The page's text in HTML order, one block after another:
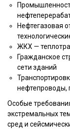
Нефтегазовая
ЖКХ —
Гражданское
сети зданий
нефтепроводы,
Особые
экстремальных
сред и